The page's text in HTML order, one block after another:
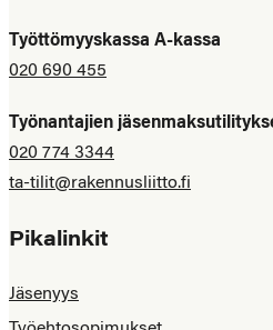
Työttömyyskassa A-kassa
020 690 455
Työnantajien
020 774 3344
ta-tilit@rakennusliitto.fi
Pikalinkit
Jäsenyys